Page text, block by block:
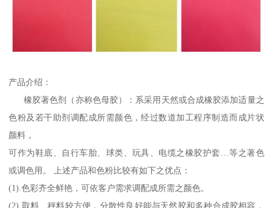
产品介绍：
橡胶著色剂（亦称色母胶）：系采用天然或合成橡胶添加适量之
色粉及若干助剂调配成所需颜色，经过数道加工程序制造而成片状
颜料，
可作为鞋底、自行车胎、球类、玩具、电缆之橡胶护套…等之著色
或调色用。 上述产品和色粉比较有如下之优点：
(1).色彩齐全鲜艳，可依客户需求调配成所需之颜色。
(2).取料、秤料较方便，分散性良好能与天然胶和多种合成胶相容，